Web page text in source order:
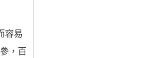
容易
，百